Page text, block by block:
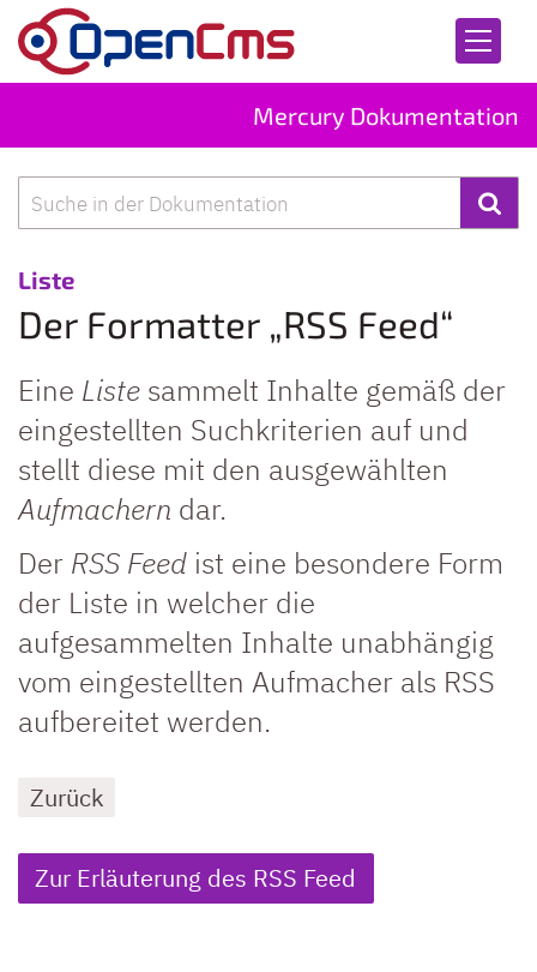
Zum Inhalt springen
Mercury Dokumentation
Liste:
Der Formatter „RSS Feed“
Eine Liste sammelt Inhalte gemäß der
eingestellten Suchkriterien auf und
stellt diese mit den ausgewählten
Aufmachern dar.
Der RSS Feed ist eine besondere Form
der Liste in welcher die
aufgesammelten Inhalte unabhängig
vom eingestellten Aufmacher als RSS
aufbereitet werden.
Zurück
Zur Erläuterung des RSS Feed
Suche